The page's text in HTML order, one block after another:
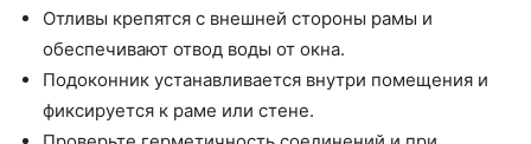
Отливы крепятся с внешней стороны рамы и
обеспечивают отвод воды от окна.
Подоконник устанавливается внутри помещения и
фиксируется к раме или стене.